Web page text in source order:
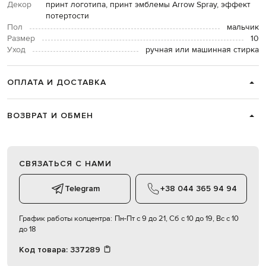
Декор
принт логотипа, принт эмблемы Arrow Spray, эффект
потертости
Пол
мальчик
Размер
10
Уход
ручная или машинная стирка
ОПЛАТА И ДОСТАВКА
ВОЗВРАТ И ОБМЕН
СВЯЗАТЬСЯ С НАМИ
Telegram +38 044 365 94 94
График работы колцентра: Пн-Пт с 9 до 21, Сб с 10 до 19, Вс с 10
до 18
Код товара: 337289